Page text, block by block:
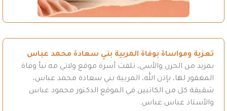
تعزية ومواساة بوفاة المربية بني سعادة محمد عباس
بمزيد من الحزن والأسى، تلقت أسرة موقع ولاتي مه نبأ وفاة
المغفور لها، بإذن الله، المربية بني سعادة محمد عباس،
شقيقة كل من الكاتبين في الموقع الدكتور محمود عباس
والأستاذ عباس عباس.